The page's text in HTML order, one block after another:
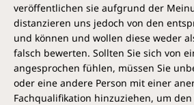
veröffentlichen sie aufgrund der
distanzieren uns jedoch von den
und können und wollen diese weder
falsch bewerten. Sollten Sie sich von
angesprochen fühlen, müssen Sie
oder eine andere Person mit einer
Fachqualifikation hinzuziehen, um